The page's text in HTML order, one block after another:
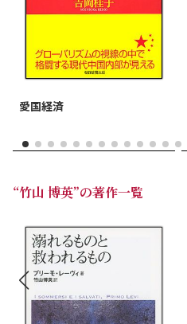
愛国経済
“竹山 博英”の著作一覧